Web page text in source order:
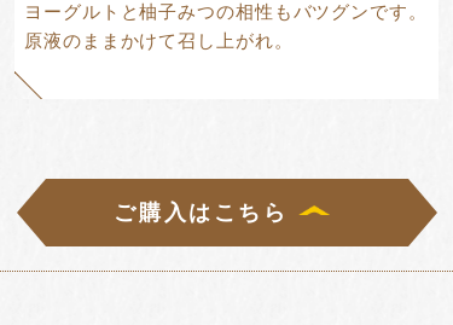
ヨーグルトと柚子みつの相性もバツグンです。
原液のままかけて召し上がれ。
ご購入はこちら